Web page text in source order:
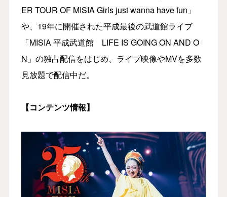
ER TOUR OF MISIA Girls just wanna have fun」
や、19年に開催された平成最後の武道館ライブ
「MISIA 平成武道館 LIFE IS GOING ON AND O
N」の独占配信をはじめ、ライブ映像やMVを多数
見放題で配信中だ。
【コンテンツ情報】